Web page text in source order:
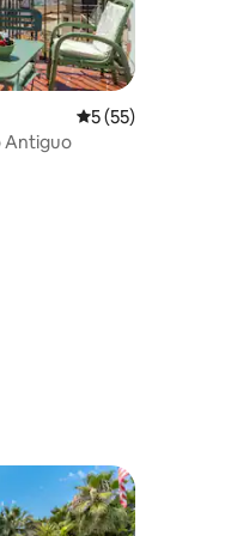
Calificación
5 (55)
Antiguo